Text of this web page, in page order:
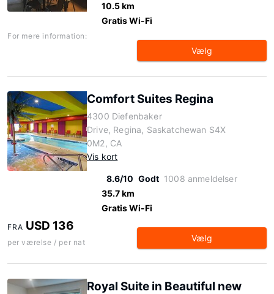
10.5 km
Gratis Wi-Fi
For mere information:
Vælg
Comfort Suites Regina
4300 Diefenbaker
Drive, Regina, Saskatchewan S4X
0M2, CA
Vis kort
8.6/10 Godt 1008 anmeldelser
35.7 km
Gratis Wi-Fi
FRA USD 136
per værelse / per nat Vælg
Royal Suite in Beautiful new